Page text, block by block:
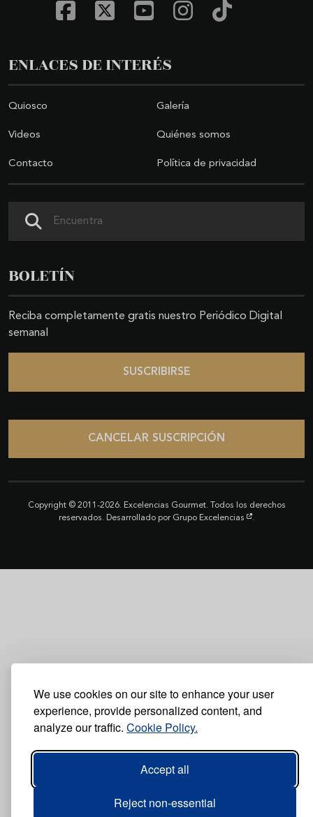
We use cookies on our site to enhance your user
experience, provide personalized content, and
analyze our traffic. Cookie Policy.
Accept all
Reject non-essential
ENLACES DE INTERÉS
Quiosco Galería
Videos Quiénes somos
Contacto Política de privacidad
BOLETÍN
Reciba completamente gratis nuestro Periódico Digital
semanal
SUSCRIBIRSE
CANCELAR SUSCRIPCIÓN
Copyright © 2011-2026. Excelencias Gourmet. Todos los derechos
reservados. Desarrollado por Grupo Excelencias .